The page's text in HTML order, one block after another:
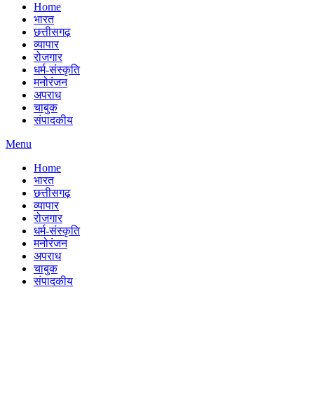
Home
भारत
छत्तीसगढ़
व्यापार
रोजगार
धर्म-संस्कृति
मनोरंजन
अपराध
चाबुक
संपादकीय
Menu
Home
भारत
छत्तीसगढ़
व्यापार
रोजगार
धर्म-संस्कृति
मनोरंजन
अपराध
चाबुक
संपादकीय